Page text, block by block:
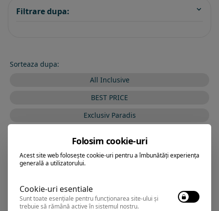
Filtrare dupa:
Sorteaza dupa:
All Inclusive
BEST PRICE
Exclusiv Paradis
Stele 5-1
Hotel 2D RESORT & SPA
Folosim cookie-uri
Acest site web folosește cookie-uri pentru a îmbunătăți experiența
generală a utilizatorului.
Cookie-uri esentiale
Sunt toate esențiale pentru funcționarea site-ului și
trebuie să rămână active în sistemul nostru.